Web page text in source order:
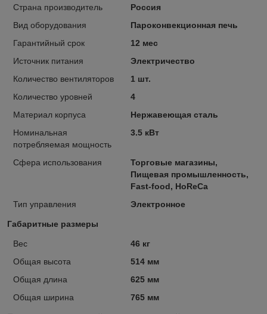
Страна производитель
Россия
Вид оборудования
Пароконвекционная печь
Гарантийный срок
12 мес
Источник питания
Электричество
Количество вентиляторов
1 шт.
Количество уровней
4
Материал корпуса
Нержавеющая сталь
Номинальная
потребляемая мощность
3.5 кВт
Сфера использования
Торговые магазины,
Пищевая промышленность,
Fast-food, HoReCa
Тип управления
Электронное
Габаритные размеры
Вес
46 кг
Общая высота
514 мм
Общая длина
625 мм
Общая ширина
765 мм